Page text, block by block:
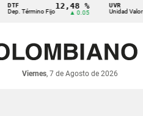
Término Fijo
12,48 %
▲ 0.05
UVR
Unidad Valor Real
Viernes, 7 de Agosto de 2026